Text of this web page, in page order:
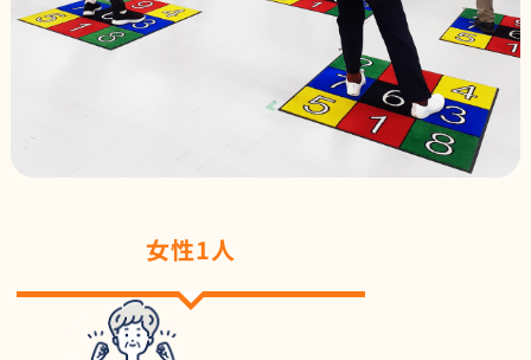
女性1人